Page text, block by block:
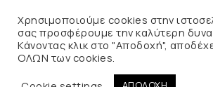
Αυτόματος έλεγχος
δικτυακού τόπου με βάση το
Χρησιμοποιούμε cookies στην
σας προσφέρουμε την καλύτερη
Κάνοντας κλικ στο "Αποδοχή",
ΟΛΩΝ των cookies.